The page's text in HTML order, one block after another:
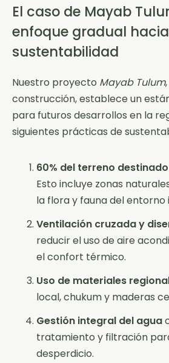
El caso de Mayab
enfoque gradual
sustentabilidad
Nuestro proyecto Mayab Tulum
construcción, establece un
para futuros desarrollos en la
siguientes prácticas de
60% del terreno
Esto incluye zonas
la flora y fauna del entorno
Ventilación cruzada y
reducir el uso de aire
el confort térmico.
Uso de materiales
local, chukum y maderas
Gestión integral del agua
tratamiento y filtración
desperdicio.